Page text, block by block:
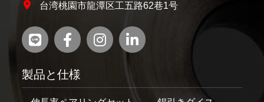
台湾桃園市龍潭区工五路62巷1号
製品と仕様